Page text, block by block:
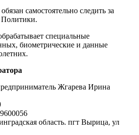
самостоятельно следить за
специальные
биометрические и данные
Жгарева Ирина
область. пгт Вырица, ул